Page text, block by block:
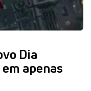
Dia
apenas